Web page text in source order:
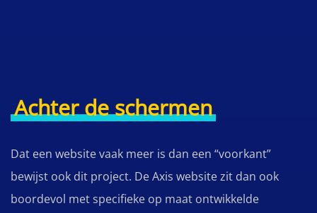
Achter de schermen
Dat een website vaak meer is dan een “voorkant”
bewijst ook dit project. De Axis website zit dan ook
boordevol met specifieke op maat ontwikkelde